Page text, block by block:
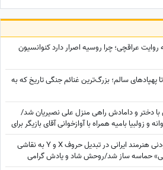
عراقچی؛ چرا روسیه اصرار دارد کنوانسیون
تا پهپادهای سالم؛ بزرگ‌ترین غنائم جنگی تاریخ که به
با دختر و دامادش راهی منزل علی نصیریان شد/
و زولبیا بامیه همراه با آوازخوانی آقای بازیگر برای
خلاقیت تحسین‌برانگیز و ستودنی هنرمند ایرانی در تبدیل حروف X و Y به نقاشی
حماسه ساز شد/روحش شاد و یادش گرامی